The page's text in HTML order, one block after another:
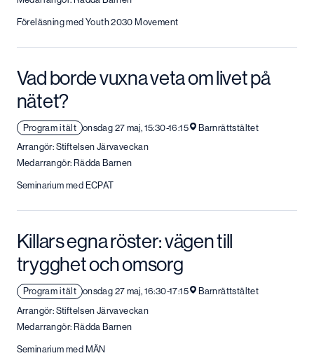
Föreläsning med Youth 2030 Movement
Vad borde vuxna veta om livet på
nätet?
Program i tält onsdag 27 maj, 15:30-16:15
Barnrättstältet
Arrangör: Stiftelsen Järvaveckan
Medarrangör: Rädda Barnen
Seminarium med ECPAT
Killars egna röster: vägen till
trygghet och omsorg
Program i tält onsdag 27 maj, 16:30-17:15
Barnrättstältet
Arrangör: Stiftelsen Järvaveckan
Medarrangör: Rädda Barnen
Seminarium med MÄN